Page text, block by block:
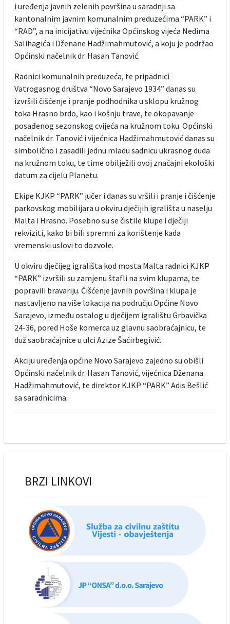
i uređenja javnih zelenih površina u saradnji sa
kantonalnim javnim komunalnim preduzećima “PARK” i
“RAD”, a na inicijativu vijećnika Općinskog vijeća Nedima
Salihagića i Dženane Hadžimahmutović, a koju je podržao
Općinski načelnik dr. Hasan Tanović.
Radnici komunalnih preduzeća, te pripadnici
Vatrogasnog društva “Novo Sarajevo 1934” danas su
izvršili čišćenje i pranje podhodnika u sklopu kružnog
toka Hrasno brdo, kao i košnju trave, te okopavanje
posađenog sezonskog cvijeća na kružnom toku. Općinski
načelnik dr. Tanović i vijećnica Hadžimahmutović danas su
simbolično i zasadili jednu mladu sadnicu ukrasnog duda
na kružnom toku, te time obilježili ovoj značajni ekološki
datum za cijelu Planetu.
Ekipe KJKP “PARK” jučer i danas su vršili i pranje i čišćenje
parkovskog mobilijara u okviru dječijih igrališta u naselju
Malta i Hrasno. Posebno su se čistile klupe i dječiji
rekviziti, kako bi bili spremni za korištenje kada
vremenski uslovi to dozvole.
U okviru dječijeg igrališta kod mosta Malta radnici KJKP
“PARK” izvršili su zamjenu štafli na svim klupama, te
popravili bravariju. Čišćenje javnih površina i klupa je
nastavljeno na više lokacija na području Općine Novo
Sarajevo, između ostalog u dječijem igralištu Grbavička
24-36, pored Hoše komerca uz glavnu saobraćajnicu, te
duž saobraćajnice u ulci Azize Šaćirbegivić.
Akciju uređenja općine Novo Sarajevo zajedno su obišli
Općinski načelnik dr. Hasan Tanović, vijećnica Dženana
Hadžimahmutović, te direktor KJKP “PARK” Adis Bešlić
sa saradnicima.
BRZI LINKOVI